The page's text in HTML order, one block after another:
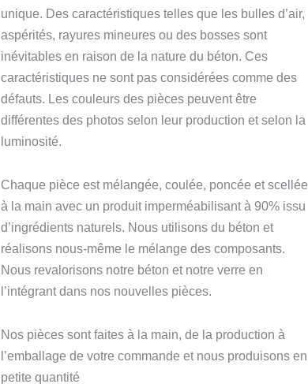
unique. Des caractéristiques telles que les bulles d’air,
aspérités, rayures mineures ou des bosses sont
inévitables en raison de la nature du béton. Ces
caractéristiques ne sont pas considérées comme des
défauts. Les couleurs des pièces peuvent être
différentes des photos selon leur production et selon la
luminosité.
Chaque pièce est mélangée, coulée, poncée et scellée
à la main avec un produit imperméabilisant à 90% issu
d’ingrédients naturels. Nous utilisons du béton et
réalisons nous-même le mélange des composants.
Nous revalorisons notre béton et notre verre en
l’intégrant dans nos nouvelles pièces.
Nos pièces sont faites à la main, de la production à
l’emballage de votre commande et nous produisons en
petite quantité